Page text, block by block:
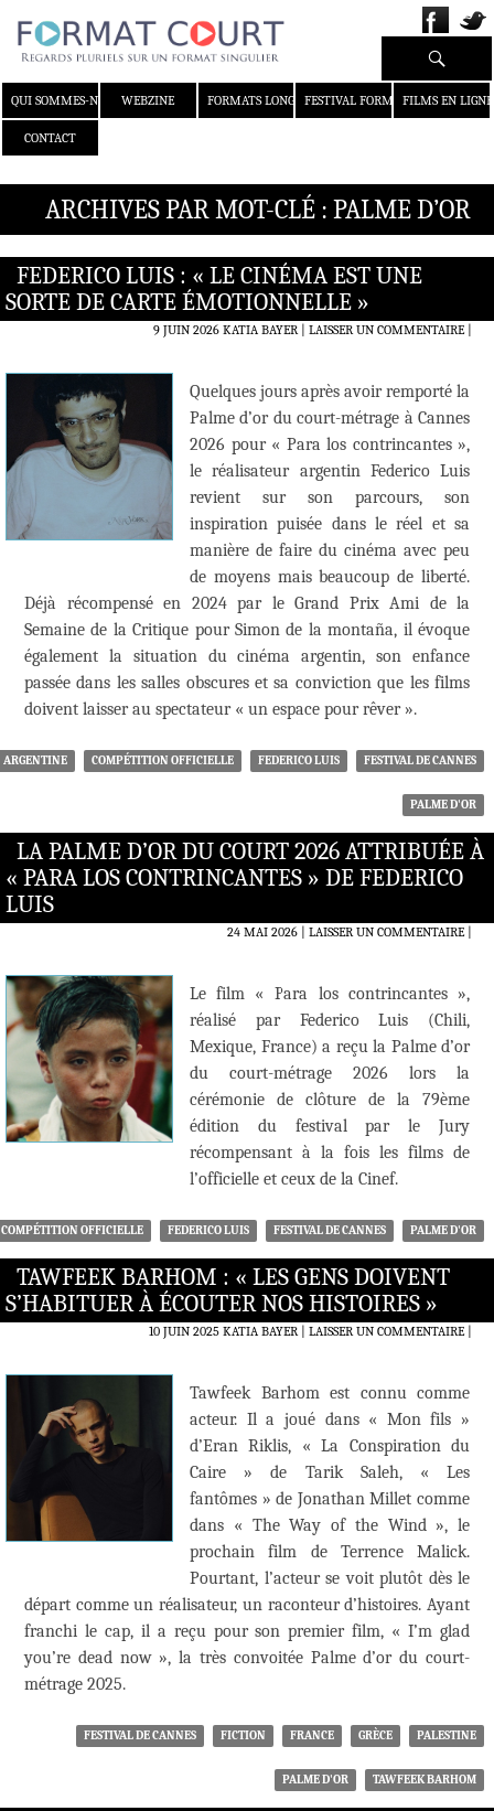
QUI SOMMES-NOUS ?WEBZINE FORMATS LONGS FESTIVAL FORMAT COURT
FILMS EN LIGNE
CONTACT
Recherche
ARCHIVES PAR MOT-CLÉ : PALME D’OR
FEDERICO LUIS : « LE CINÉMA EST UNE
SORTE DE CARTE ÉMOTIONNELLE »
9 JUIN 2026 KATIA BAYER LAISSER UN COMMENTAIRE|
Quelques jours après avoir remporté la
Palme d’or du court-métrage à Cannes
2026 pour « Para los contrincantes »,
le réalisateur argentin Federico Luis
revient sur son parcours, son
inspiration puisée dans le réel et sa
manière de faire du cinéma avec peu
de moyens mais beaucoup de liberté.
Déjà récompensé en 2024 par le Grand Prix Ami de la
Semaine de la Critique pour Simon de la montaña, il évoque
également la situation du cinéma argentin, son enfance
passée dans les salles obscures et sa conviction que les films
doivent laisser au spectateur « un espace pour rêver ».
ARGENTINE COMPÉTITION OFFICIELLE FEDERICO LUIS FESTIVAL DE CANNES
PALME D'OR
LA PALME D’OR DU COURT 2026 ATTRIBUÉE À
« PARA LOS CONTRINCANTES » DE FEDERICO
LUIS
24 MAI 2026 LAISSER UN COMMENTAIRE|
Le film « Para los contrincantes »,
réalisé par Federico Luis (Chili,
Mexique, France) a reçu la Palme d’or
du court-métrage 2026 lors la
cérémonie de clôture de la 79ème
édition du festival par le Jury
récompensant à la fois les films de
l’officielle et ceux de la Cinef.
COMPÉTITION OFFICIELLE FEDERICO LUIS FESTIVAL DE CANNES PALME D'OR
TAWFEEK BARHOM : « LES GENS DOIVENT
S’HABITUER À ÉCOUTER NOS HISTOIRES »
10 JUIN 2025 KATIA BAYER LAISSER UN COMMENTAIRE|
Tawfeek Barhom est connu comme
acteur. Il a joué dans « Mon fils »
d’Eran Riklis, « La Conspiration du
Caire » de Tarik Saleh, « Les
fantômes » de Jonathan Millet comme
dans « The Way of the Wind », le
prochain film de Terrence Malick.
Pourtant, l’acteur se voit plutôt dès le
départ comme un réalisateur, un raconteur d’histoires. Ayant
franchi le cap, il a reçu pour son premier film, « I’m glad
you’re dead now », la très convoitée Palme d’or du court-
métrage 2025.
FESTIVAL DE CANNES FICTION FRANCE GRÈCE PALESTINE
PALME D'OR TAWFEEK BARHOM